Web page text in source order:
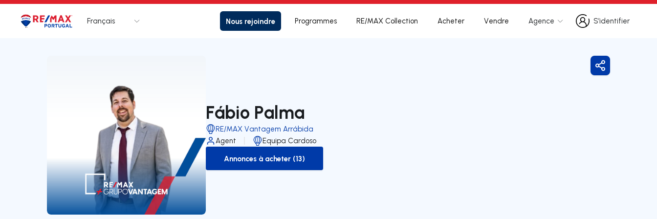
Logo Aller à la page d’accueil
Français Nous rejoindre Programmes RE/MAX Collection Acheter Vendre Agence
S’identifier
S’identifier
Fábio Palma
RE/MAX Vantagem Arrábida
Agent
Equipa Cardoso
to-buy-listing
Annonces à acheter (13)
Partager